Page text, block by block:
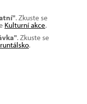
. Zkuste se
Kulturní akce.
. Zkuste se
.